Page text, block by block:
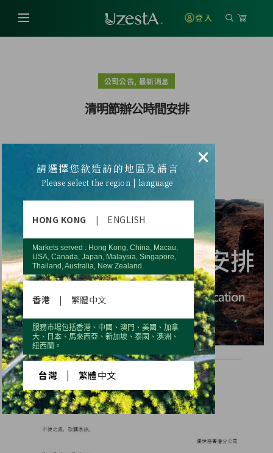
登入
公司公告, 最新消息
清明節辦公時間安排
清明節辦公時間安排 ×
請選擇您欲造訪的地區及語言
Please select the region | language
HONG KONG | ENGLISH
Markets served : Hong Kong, China, Macau,
USA, Canada, Japan, Malaysia, Singapore,
Thailand, Australia, New Zealand.
香港 | 繁體中文
服務市場包括香港、中國、澳門、美國、加拿
大、日本、馬來西亞、新加坡、泰國、澳洲、
紐西蘭。
台灣 | 繁體中文